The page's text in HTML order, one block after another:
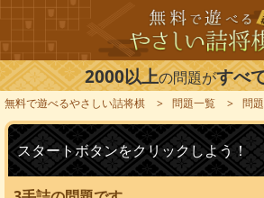
2000以上の問題がすべ
無料で遊べるやさしい詰将棋 問題一覧 問
スタートボタンをクリックしよう！